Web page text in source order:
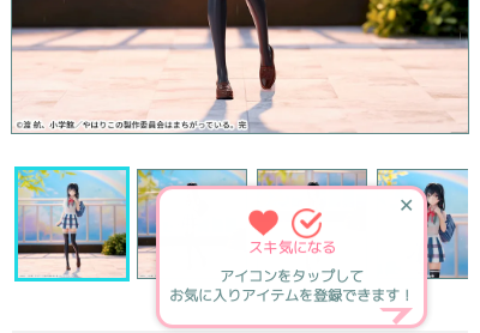
✕
スキ気になる
アイコンをタップして
お気に入りアイテムを登録できます！